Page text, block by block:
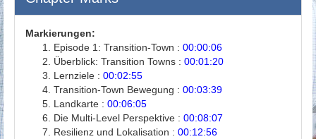
Markierungen:
Episode 1: Transition-Town : 00:00:06
Überblick: Transition Towns : 00:01:20
Lernziele : 00:02:55
Transition-Town Bewegung : 00:03:39
Landkarte : 00:06:05
Die Multi-Level Perspektive : 00:08:07
Resilienz und Lokalisation : 00:12:56